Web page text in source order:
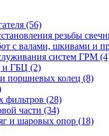
(56)
резьбы
с валами, шкивами и
систем ГРМ
и ГБЦ (2)
поршневых колец (8)
фильтров (28)
части (34)
и шаровых опор (18)